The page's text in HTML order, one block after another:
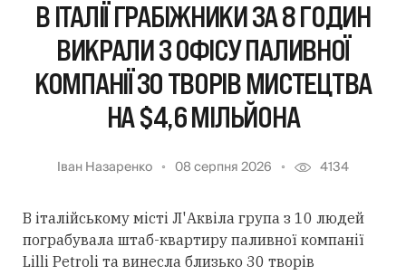
В ІТАЛІЇ ГРАБІЖНИКИ ЗА 8 ГОДИН
ВИКРАЛИ З ОФІСУ ПАЛИВНОЇ
КОМПАНІЇ 30 ТВОРІВ МИСТЕЦТВА
НА $4,6 МІЛЬЙОНА
Іван Назаренко 08 серпня 2026 4134
В італійському місті Л'Аквіла група з 10 людей
пограбувала штаб-квартиру паливної компанії
Lilli Petroli та винесла близько 30 творів